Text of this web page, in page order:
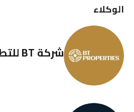
الوكلاء
شركة BT للتطوير العقاري